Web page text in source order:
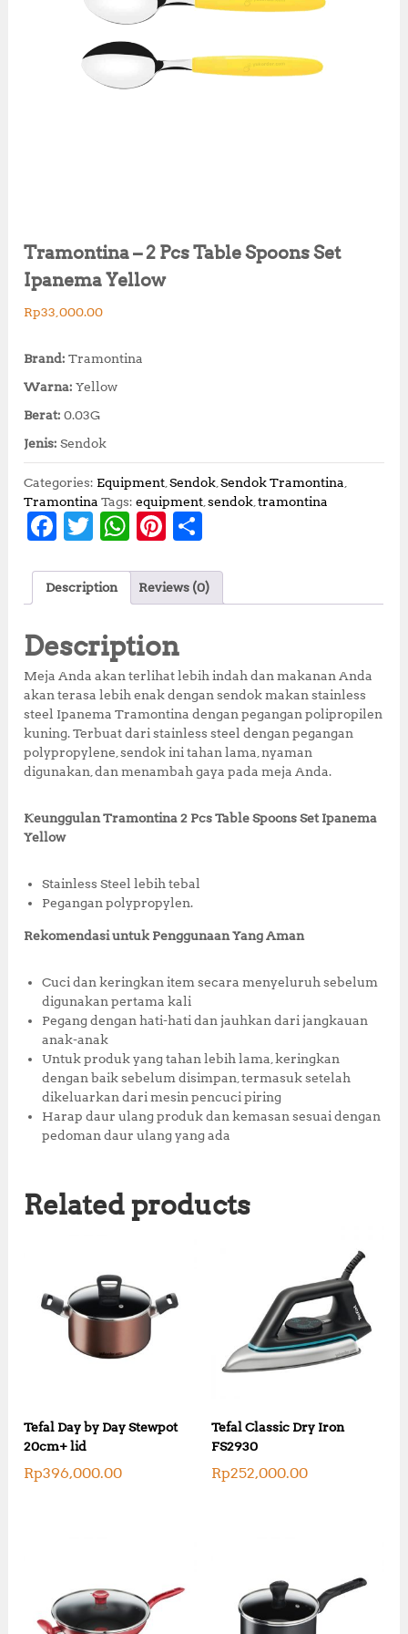
Tramontina – 2 Pcs Table Spoons Set
Ipanema Yellow
Rp33,000.00
Brand: Tramontina
Warna: Yellow
Berat: 0.03G
Jenis: Sendok
Categories: Equipment,Sendok,Sendok Tramontina,
Tramontina Tags:equipment,sendok,tramontina
F
c
b
o
o
k
T
it
r
W
at
s
A
p
p
Pi
te
r
e
st
a
r
Description Reviews (0)
Description
Meja Anda akan terlihat lebih indah dan makanan Anda
akan terasa lebih enak dengan sendok makan stainless
steel Ipanema Tramontina dengan pegangan polipropilen
kuning. Terbuat dari stainless steel dengan pegangan
polypropylene, sendok ini tahan lama, nyaman
digunakan, dan menambah gaya pada meja Anda.
Keunggulan Tramontina 2 Pcs Table Spoons Set Ipanema
Yellow
Stainless Steel lebih tebal
Pegangan polypropylen.
Rekomendasi untuk Penggunaan Yang Aman
Cuci dan keringkan item secara menyeluruh sebelum
digunakan pertama kali
Pegang dengan hati-hati dan jauhkan dari jangkauan
anak-anak
Untuk produk yang tahan lebih lama, keringkan
dengan baik sebelum disimpan, termasuk setelah
dikeluarkan dari mesin pencuci piring
Harap daur ulang produk dan kemasan sesuai dengan
pedoman daur ulang yang ada
Related products
Tefal Day by Day Stewpot
20cm+ lid
Rp396,000.00
Tefal Classic Dry Iron
FS2930
Rp252,000.00